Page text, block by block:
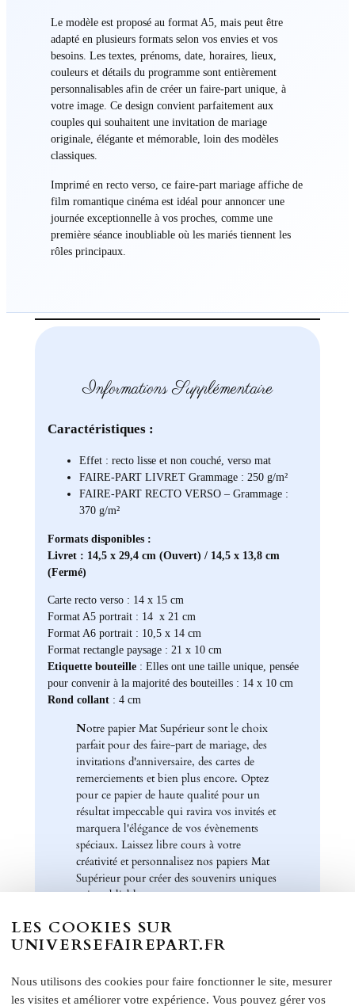
Le modèle est proposé au format A5, mais peut être
adapté en plusieurs formats selon vos envies et vos
besoins. Les textes, prénoms, date, horaires, lieux,
couleurs et détails du programme sont entièrement
personnalisables afin de créer un faire-part unique, à
votre image. Ce design convient parfaitement aux
couples qui souhaitent une invitation de mariage
originale, élégante et mémorable, loin des modèles
classiques.
Imprimé en recto verso, ce faire-part mariage affiche de
film romantique cinéma est idéal pour annoncer une
journée exceptionnelle à vos proches, comme une
première séance inoubliable où les mariés tiennent les
rôles principaux.
Informations Supplémentaire
Caractéristiques :
Effet : recto lisse et non couché, verso mat
FAIRE-PART LIVRET Grammage : 250 g/m²
FAIRE-PART RECTO VERSO – Grammage :
370 g/m²
Formats disponibles :
Livret : 14,5 x 29,4 cm (Ouvert) / 14,5 x 13,8 cm
(Fermé)
Carte recto verso : 14 x 15 cm
Format A5 portrait : 14 x 21 cm
Format A6 portrait : 10,5 x 14 cm
Format rectangle paysage : 21 x 10 cm
Etiquette bouteille: Elles ont une taille unique, pensée
pour convenir à la majorité des bouteilles : 14 x 10 cm
Rond collant : 4 cm
Notre papier Mat Supérieur sont le choix
parfait pour des faire-part de mariage, des
invitations d'anniversaire, des cartes de
remerciements et bien plus encore. Optez
pour ce papier de haute qualité pour un
résultat impeccable qui ravira vos invités et
marquera l'élégance de vos évènements
spéciaux. Laissez libre cours à votre
créativité et personnalisez nos papiers Mat
Supérieur pour créer des souvenirs uniques
et inoubliables.
Chez Universe Faire-part, nous mettons
tout en œuvre pour vous offrir des produits
expertise et à notre passion pour vous
LES COOKIES SUR
UNIVERSEFAIREPART.FR
Nous utilisons des cookies pour faire fonctionner le site, mesurer
les visites et améliorer votre expérience. Vous pouvez gérer vos